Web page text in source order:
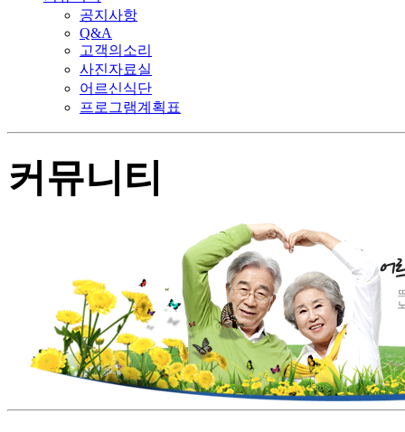
공지사항
Q&A
고객의소리
사진자료실
어르신식단
프로그램계획표
커뮤니티